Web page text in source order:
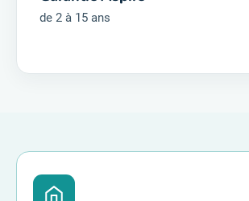
Garantie Aspire